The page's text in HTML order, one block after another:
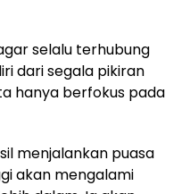
selalu terhubung
dari segala pikiran
hanya berfokus pada
menjalankan puasa
akan mengalami